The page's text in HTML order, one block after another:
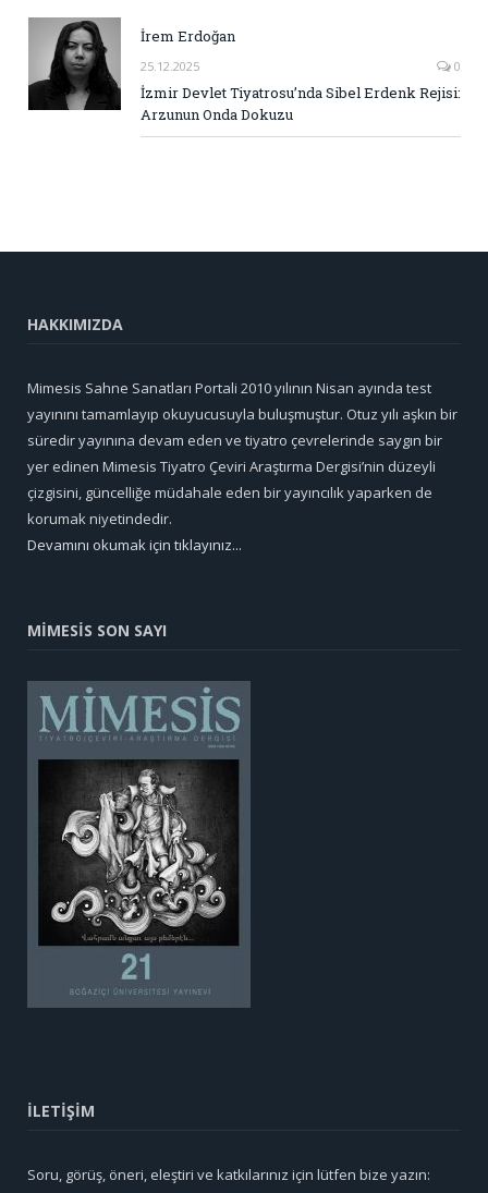
İrem Erdoğan
25.12.2025 0
İzmir Devlet Tiyatrosu’nda Sibel Erdenk Rejisi:
Arzunun Onda Dokuzu
HAKKIMIZDA
Mimesis Sahne Sanatları Portali 2010 yılının Nisan ayında test
yayınını tamamlayıp okuyucusuyla buluşmuştur. Otuz yılı aşkın bir
süredir yayınına devam eden ve tiyatro çevrelerinde saygın bir
yer edinen Mimesis Tiyatro Çeviri Araştırma Dergisi’nin düzeyli
çizgisini, güncelliğe müdahale eden bir yayıncılık yaparken de
korumak niyetindedir.
Devamını okumak için tıklayınız...
MİMESİS SON SAYI
İLETİŞİM
Soru, görüş, öneri, eleştiri ve katkılarınız için lütfen bize yazın: